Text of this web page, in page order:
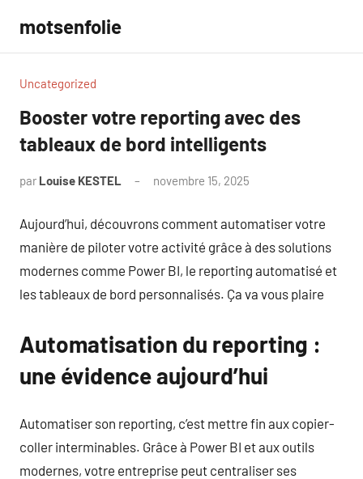
contenu
motsenfolie
Uncategorized
Booster votre reporting avec des
tableaux de bord intelligents
par Louise KESTEL novembre 15, 2025
Aujourd’hui, découvrons comment automatiser votre
manière de piloter votre activité grâce à des solutions
modernes comme Power BI, le reporting automatisé et
les tableaux de bord personnalisés. Ça va vous plaire
Automatisation du reporting :
une évidence aujourd’hui
Automatiser son reporting, c’est mettre fin aux copier-
coller interminables. Grâce à Power BI et aux outils
modernes, votre entreprise peut centraliser ses